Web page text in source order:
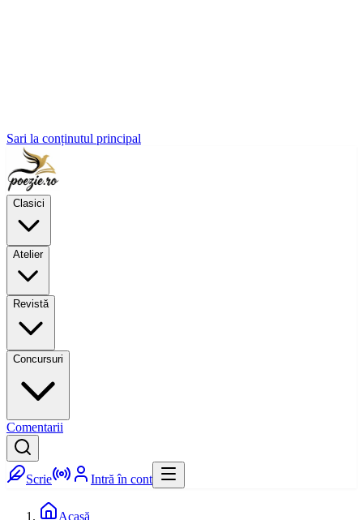
Sari la conținutul principal
Clasici
Atelier
Revistă
Concursuri
Comentarii
Scrie Intră în cont
Acasă